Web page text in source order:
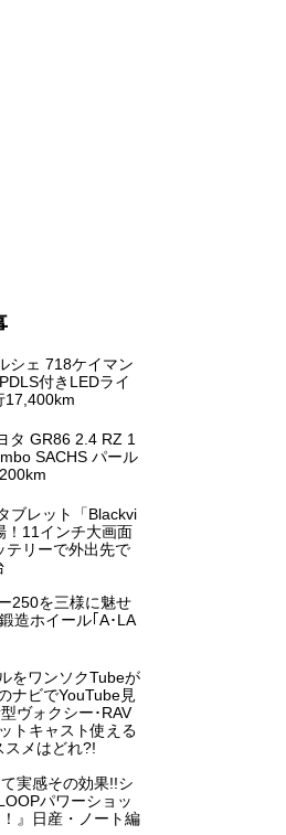
シェ 718ケイマン
付きLEDライ
17,400km
タ GR86 2.4 RZ 1
SACHS パール
ブレット「Blackvi
！11インチ大画面
テリーで外出先で
250を三様に魅せ
造ホイール｢A･LA
をワンソクTubeが
ナビでYouTube見
ヴォクシー･RAV
トキャスト使える
スメはどれ?!
実感その効果!!シ
パワーショッ
』日産・ノート編